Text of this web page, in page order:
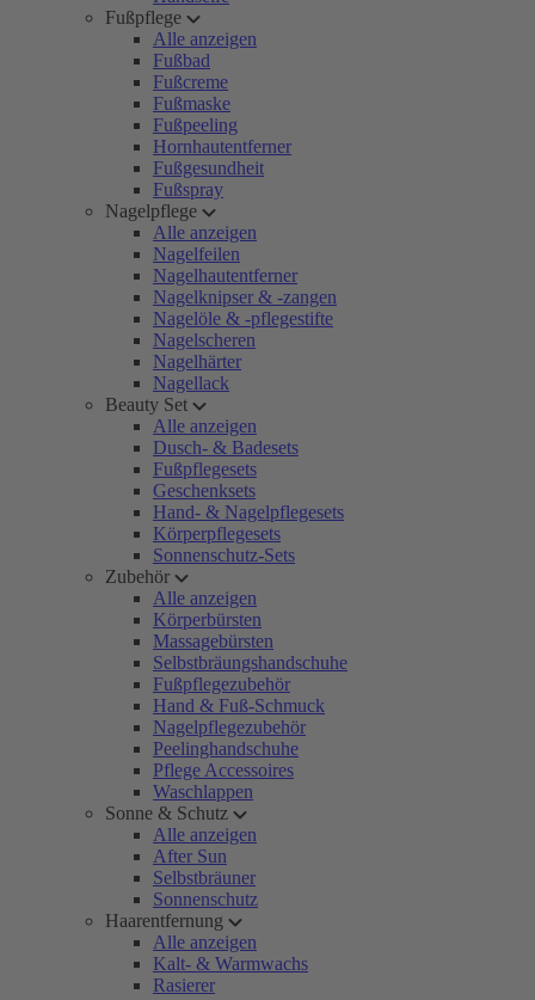
Fußpflege
Alle anzeigen
Fußbad
Fußcreme
Fußmaske
Fußpeeling
Hornhautentferner
Fußgesundheit
Fußspray
Nagelpflege
Alle anzeigen
Nagelfeilen
Nagelhautentferner
Nagelknipser & -zangen
Nagelöle & -pflegestifte
Nagelscheren
Nagelhärter
Nagellack
Beauty Set
Alle anzeigen
Dusch- & Badesets
Fußpflegesets
Geschenksets
Hand- & Nagelpflegesets
Körperpflegesets
Sonnenschutz-Sets
Zubehör
Alle anzeigen
Körperbürsten
Massagebürsten
Selbstbräungshandschuhe
Fußpflegezubehör
Hand & Fuß-Schmuck
Nagelpflegezubehör
Peelinghandschuhe
Pflege Accessoires
Waschlappen
Sonne & Schutz
Alle anzeigen
After Sun
Selbstbräuner
Sonnenschutz
Haarentfernung
Alle anzeigen
Kalt- & Warmwachs
Rasierer